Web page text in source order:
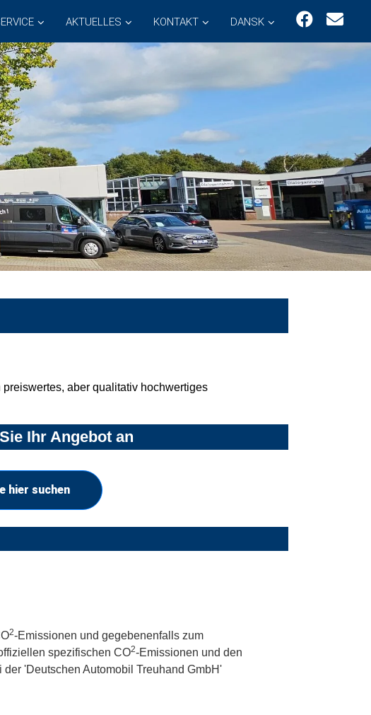
AKTUELLES KONTAKT DANSK
aber qualitativ hochwertiges
Ihr Angebot an
hier suchen
2-Emissionen und gegebenenfalls zum
spezifischen CO2-Emissionen und den
'Deutschen Automobil Treuhand GmbH'